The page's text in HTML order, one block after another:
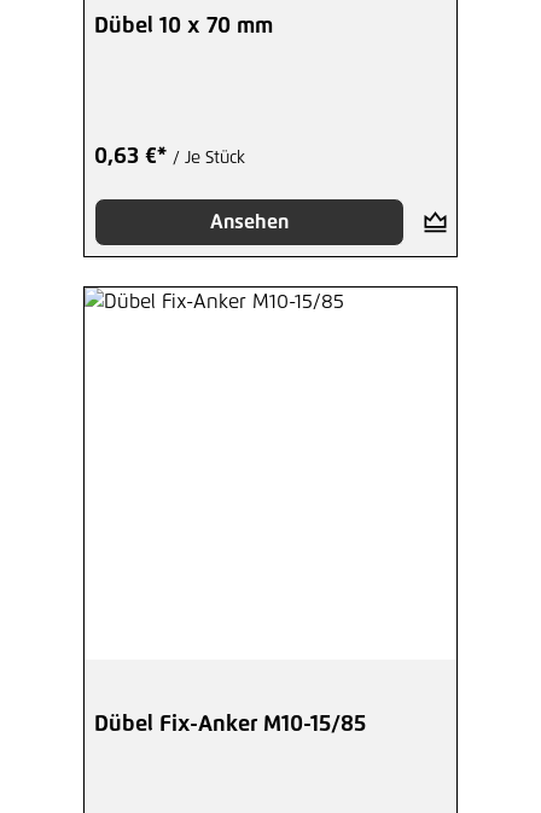
Dübel 10 x 70 mm
0,63 €* / Je Stück
Ansehen
Dübel Fix-Anker M10-15/85